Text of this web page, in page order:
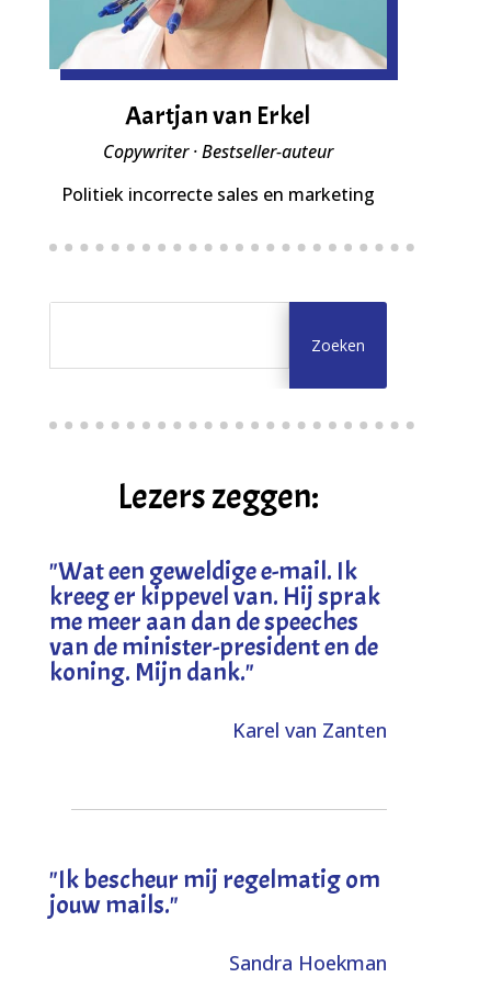
Aartjan van Erkel
Copywriter · Bestseller-auteur
Politiek incorrecte sales en marketing
Lezers zeggen:
"Wat een geweldige e-mail. Ik
kreeg er kippevel van. Hij sprak
me meer aan dan de speeches
van de minister-president en de
koning. Mijn dank."
Karel van Zanten
"Ik bescheur mij regelmatig om
jouw mails."
Sandra Hoekman